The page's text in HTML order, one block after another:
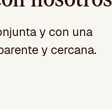
y con una
y cercana.